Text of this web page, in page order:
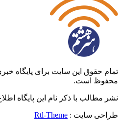
تمام حقوق این سایت برای پایگاه
محفوظ است.
نشر مطالب با ذکر نام اين پايگاه
طراحی سایت : Rtl-Theme